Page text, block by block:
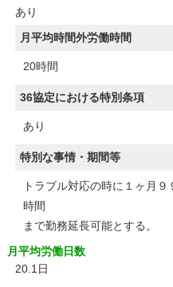
あり
月平均時間外労働時間
20時間
36協定における特別条項
あり
特別な事情・期間等
トラブル対応の時に１ヶ月
時間
まで勤務延長可能とする。
月平均労働日数
20.1日